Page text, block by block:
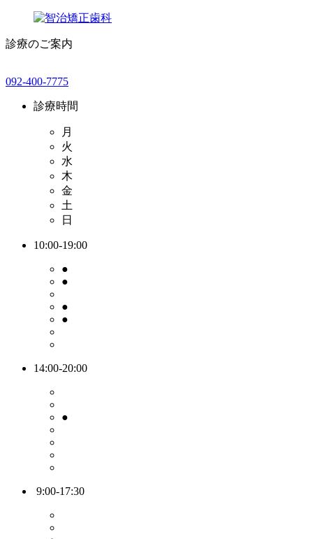
診療のご案内
092-400-7775
診療時間
月
火
水
木
金
土
日
10:00-19:00
●
●
●
●
14:00-20:00
●
9:00-17:30